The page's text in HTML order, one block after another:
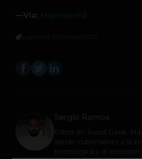
—Vía:
Sergio Ramos
Editor en Social Geek
.
dando cubrimiento a la
tecnológica y el